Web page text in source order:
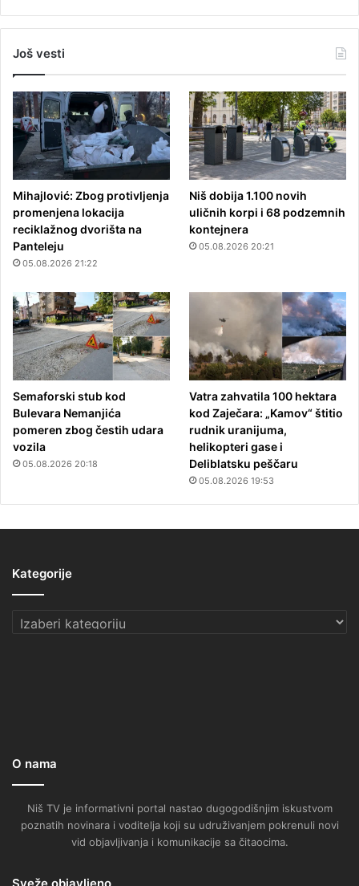
Još vesti
Mihajlović: Zbog protivljenja
promenjena lokacija
reciklažnog dvorišta na
Panteleju
05.08.2026 21:22
Niš dobija 1.100 novih
uličnih korpi i 68 podzemnih
kontejnera
05.08.2026 20:21
Semaforski stub kod
Bulevara Nemanjića
pomeren zbog čestih udara
vozila
05.08.2026 20:18
Vatra zahvatila 100 hektara
kod Zaječara: „Kamov“ štitio
rudnik uranijuma,
helikopteri gase i
Deliblatsku peščaru
05.08.2026 19:53
Kategorije
Kategorije
O nama
Niš TV je informativni portal nastao dugogodišnjim iskustvom
poznatih novinara i voditelja koji su udruživanjem pokrenuli novi
vid objavljivanja i komunikacije sa čitaocima.